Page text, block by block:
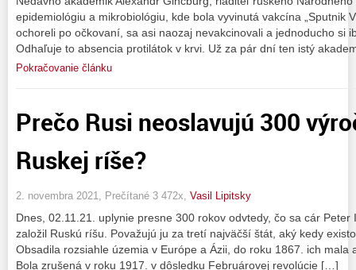
epidemiológiu a mikrobiológiu, kde bola vyvinutá vakcína „Sputnik
ochoreli po očkovaní, sa asi naozaj nevakcinovali a jednoducho si
Odhaľuje to absencia protilátok v krvi. Už za pár dní ten istý
Pokračovanie článku
Prečo Rusi neoslavujú 300
Ruskej ríše?
2. novembra 2021, Prečítané 3 472x, Vasil Lipitsky
Dnes, 02.11.21. uplynie presne 300 rokov odvtedy, čo sa cár
založil Ruskú ríšu. Považujú ju za tretí najväčší štát, aký kedy
Obsadila rozsiahle územia v Európe a Ázii, do roku 1867. ich mala
Bola zrušená v roku 1917. v dôsledku Februárovej revolúcie […]